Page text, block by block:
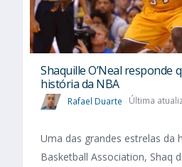
Shaquille O’Neal responde
história da NBA
Rafael Duarte Última
Uma das grandes estrelas da
Basketball Association, Shaq